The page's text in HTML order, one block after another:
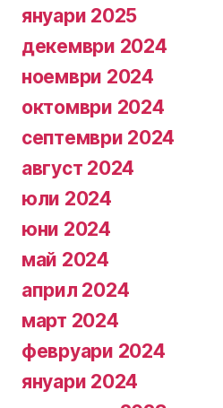
януари 2025
декември 2024
ноември 2024
октомври 2024
септември 2024
август 2024
юли 2024
юни 2024
май 2024
април 2024
март 2024
февруари 2024
януари 2024